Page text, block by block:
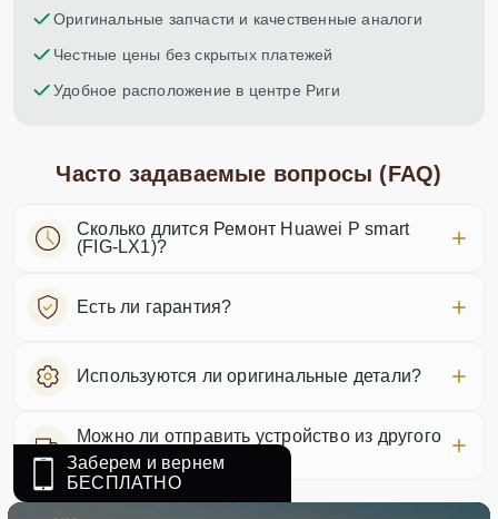
Оригинальные запчасти и качественные аналоги
Честные цены без скрытых платежей
Удобное расположение в центре Риги
Часто задаваемые вопросы (FAQ)
Сколько длится Ремонт Huawei P smart
(FIG-LX1)?
Есть ли гарантия?
Используются ли оригинальные детали?
Можно ли отправить устройство из другого
города?
Заберем и вернем
БЕСПЛАТНО